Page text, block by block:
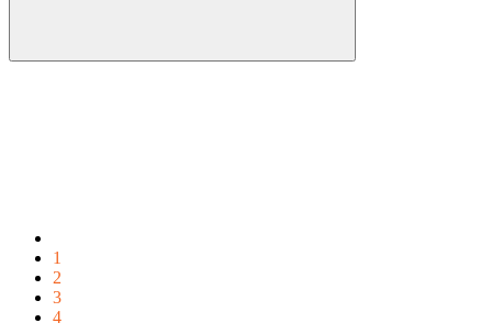
1
2
3
4